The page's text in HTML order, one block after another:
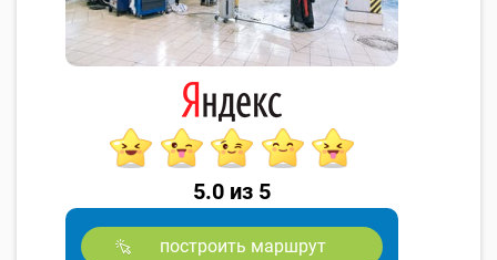
5.0 из 5
построить маршрут